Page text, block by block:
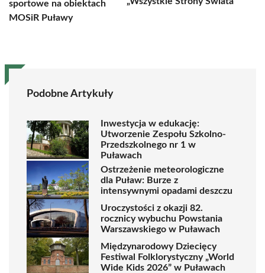
sportowe na obiektach
MOSiR Puławy
Podobne Artykuły
Inwestycja w edukację:
Utworzenie Zespołu Szkolno-
Przedszkolnego nr 1 w
Puławach
Ostrzeżenie meteorologiczne
dla Puław: Burze z
intensywnymi opadami deszczu
Uroczystości z okazji 82.
rocznicy wybuchu Powstania
Warszawskiego w Puławach
Międzynarodowy Dziecięcy
Festiwal Folklorystyczny „World
Wide Kids 2026” w Puławach